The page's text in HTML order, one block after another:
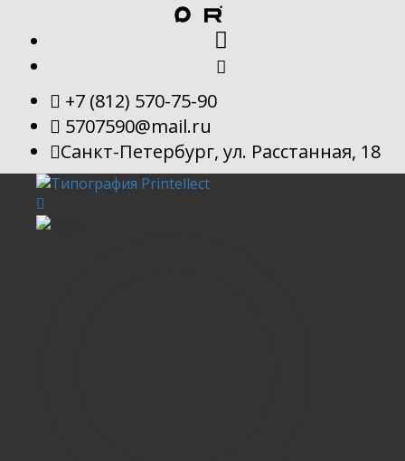
+7 (812) 570-75-90
5707590@mail.ru
Санкт-Петербург, ул. Расстанная, 18